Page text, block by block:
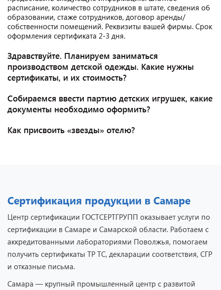
расписание, количество сотрудников в штате, сведения об
образовании, стаже сотрудников, договор аренды/
собственности помещений. Реквизиты вашей фирмы. Срок
оформления сертификата 2-3 дня.
Здравствуйте. Планируем заниматься
производством детской одежды. Какие нужны
сертификаты, и их стоимость?
Собираемся ввести партию детских игрушек, какие
документы необходимо оформить?
Как присвоить «звезды» отелю?
Сертификация продукции в Самаре
Центр сертификации ГОСТСЕРТГРУПП оказывает услуги по
сертификации в Самаре и Самарской области. Работаем с
аккредитованными лабораториями Поволжья, помогаем
получить сертификаты ТР ТС, декларации соответствия, СГР
и отказные письма.
Самара — крупный промышленный центр с развитой